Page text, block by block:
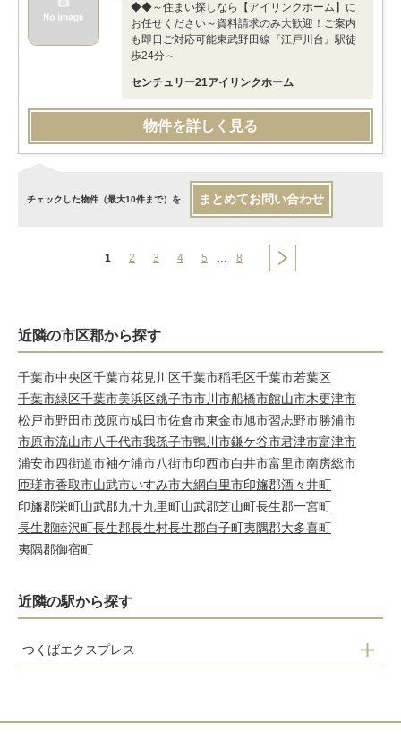
◆◆～住まい探しなら【アイリンクホーム】に
お任せください～資料請求のみ大歓迎！ご案内
も即日ご対応可能東武野田線『江戸川台』駅徒
歩24分～
センチュリー21アイリンクホーム
物件を詳しく見る
チェックした物件（最大10件まで）を まとめてお問い合わせ
1 2 3 4 5 … 8
近隣の市区郡から探す
千葉市中央区千葉市花見川区千葉市稲毛区千葉市若葉区
千葉市緑区千葉市美浜区銚子市市川市船橋市館山市木更津市
松戸市野田市茂原市成田市佐倉市東金市旭市習志野市勝浦市
市原市流山市八千代市我孫子市鴨川市鎌ケ谷市君津市富津市
浦安市四街道市袖ケ浦市八街市印西市白井市富里市南房総市
匝瑳市香取市山武市いすみ市大網白里市印旛郡酒々井町
印旛郡栄町山武郡九十九里町山武郡芝山町長生郡一宮町
長生郡睦沢町長生郡長生村長生郡白子町夷隅郡大多喜町
夷隅郡御宿町
近隣の駅から探す
つくばエクスプレス